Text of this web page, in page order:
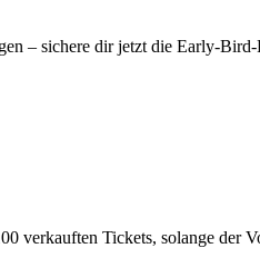
– sichere dir jetzt die Early-Bird-
verkauften Tickets, solange der